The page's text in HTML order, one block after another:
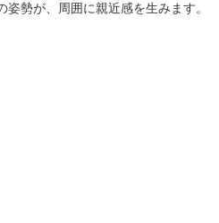
姿勢が、周囲に親近感を生みます。